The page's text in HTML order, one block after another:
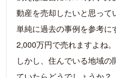
動産を売却したいと思って
単純に過去の事例を参考に
2,000万円で売れますよね。
しかし、住んでいる地域